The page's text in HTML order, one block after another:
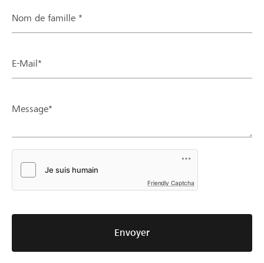
Nom de famille *
E-Mail*
Message*
Friendly Captcha
Envoyer